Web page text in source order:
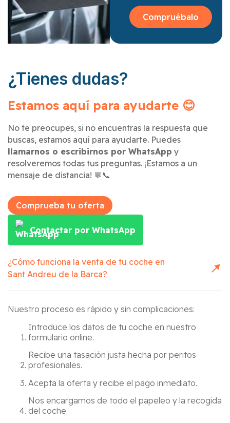
Compruébalo
¿Tienes dudas?
Estamos aquí para ayudarte 😊
No te preocupes, si no encuentras la respuesta que
buscas, estamos aquí para ayudarte. Puedes
llamarnos o escribirnos por WhatsApp y
resolveremos todas tus preguntas. ¡Estamos a un
mensaje de distancia! 💬📞
Comprueba tu oferta
Contactar por WhatsApp
¿Cómo funciona la venta de tu coche en
Sant Andreu de la Barca?
Nuestro proceso es rápido y sin complicaciones:
Introduce los datos de tu coche en nuestro
formulario online.
Recibe una tasación justa hecha por peritos
profesionales.
Acepta la oferta y recibe el pago inmediato.
Nos encargamos de todo el papeleo y la recogida
del coche.